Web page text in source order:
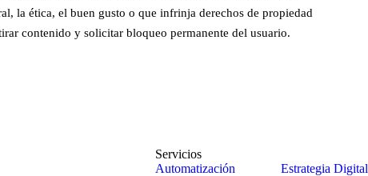
la ética, el buen gusto o que infrinja derechos de propiedad
contenido y solicitar bloqueo permanente del usuario.
Servicios
Automatización
Estrategia Digital